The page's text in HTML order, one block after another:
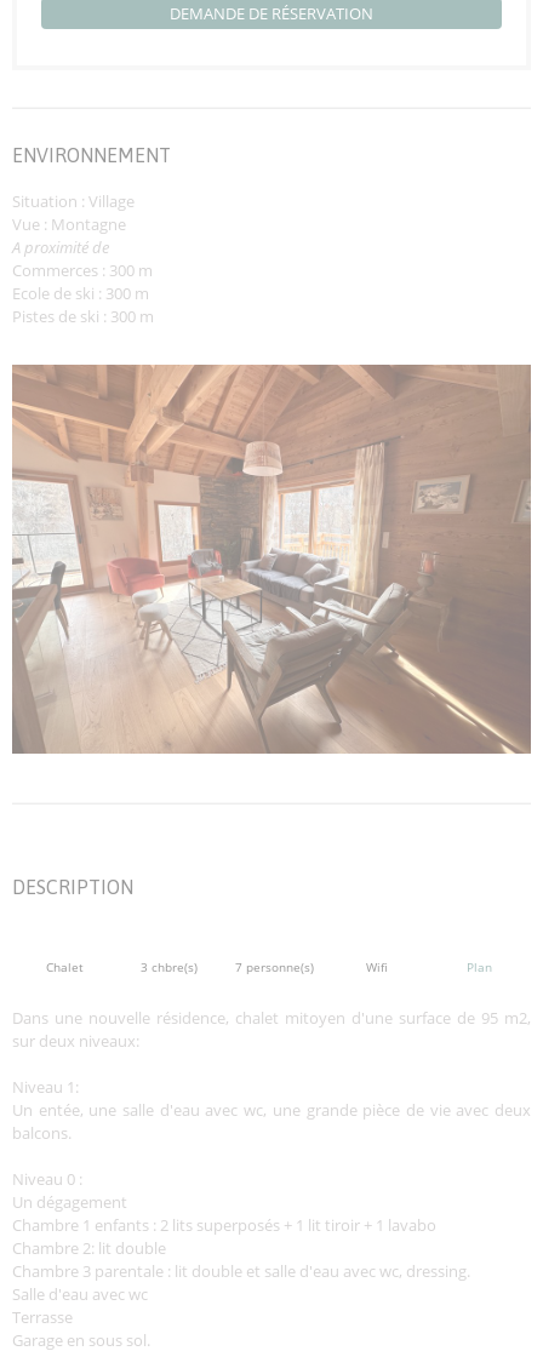
DEMANDE DE RÉSERVATION
ENVIRONNEMENT
Situation : Village
Vue : Montagne
A proximité de
Commerces : 300 m
Ecole de ski : 300 m
Pistes de ski : 300 m
DESCRIPTION
Chalet 3 chbre(s) 7 personne(s) Wifi Plan
Dans une nouvelle résidence, chalet mitoyen d'une surface de 95 m2,
sur deux niveaux:
Niveau 1:
Un entée, une salle d'eau avec wc, une grande pièce de vie avec deux
balcons.
Niveau 0 :
Un dégagement
Chambre 1 enfants : 2 lits superposés + 1 lit tiroir + 1 lavabo
Chambre 2: lit double
Chambre 3 parentale : lit double et salle d'eau avec wc, dressing.
Salle d'eau avec wc
Terrasse
Garage en sous sol.